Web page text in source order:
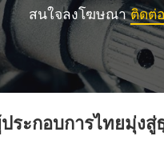
สนใจลงโฆษณาติดต่
ะกอบการไทยมุ่ง